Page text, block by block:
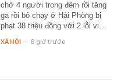
chở 4 người trong đêm rồi tăng
ga rồi bỏ chạy ở Hải Phòng bị
phạt 38 triệu đồng với 2 lỗi vi…
XÃ HỘI - 6 giờ trước